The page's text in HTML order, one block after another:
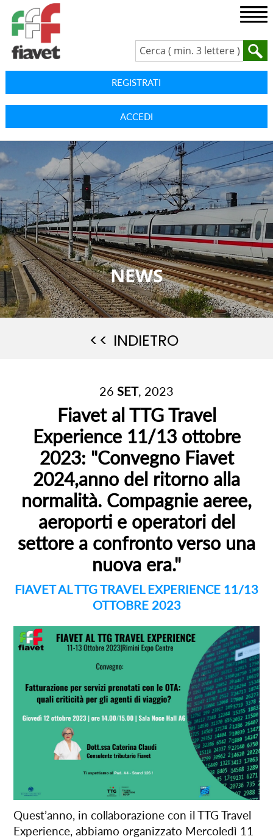
REGISTRATI
ACCEDI
NEWS
<< INDIETRO
26 SET, 2023
Fiavet al TTG Travel
Experience 11/13 ottobre
2023: "Convegno Fiavet
2024,anno del ritorno alla
normalità. Compagnie aeree,
aeroporti e operatori del
settore a confronto verso una
nuova era."
FIAVET AL TTG TRAVEL EXPERIENCE 11/13
OTTOBRE 2023
Quest’anno, in collaborazione con il TTG Travel
Experience, abbiamo organizzato Mercoledì 11